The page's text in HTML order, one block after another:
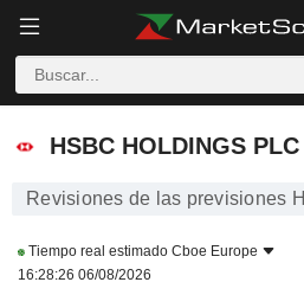
HSBC HOLDINGS PLC
HSBC HOLDINGS PLC
Revisiones de las previsiones
Tiempo real estimado Cboe Europe
16:28:26 06/08/2026